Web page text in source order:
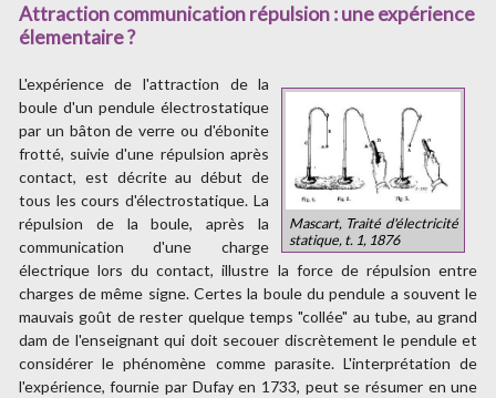
Attraction communication répulsion : une expérience
élementaire ?
Mascart, Traité d'électricité
statique, t. 1, 1876
L'expérience de l'attraction de la
boule d'un pendule électrostatique
par un bâton de verre ou d'ébonite
frotté, suivie d'une répulsion après
contact, est décrite au début de
tous les cours d'électrostatique. La
répulsion de la boule, après la
communication d'une charge
électrique lors du contact, illustre la force de répulsion entre
charges de même signe. Certes la boule du pendule a souvent le
mauvais goût de rester quelque temps "collée" au tube, au grand
dam de l'enseignant qui doit secouer discrètement le pendule et
considérer le phénomène comme parasite. L'interprétation de
l'expérience, fournie par Dufay en 1733, peut se résumer en une